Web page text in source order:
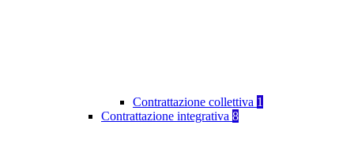
Contrattazione collettiva 1
Contrattazione integrativa 8